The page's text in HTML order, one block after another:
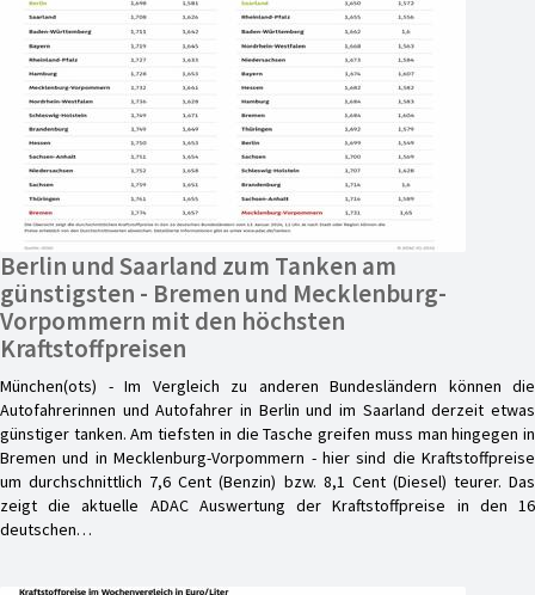
Berlin und Saarland zum Tanken am
günstigsten - Bremen und Mecklenburg-
Vorpommern mit den höchsten
Kraftstoffpreisen
München(ots) - Im Vergleich zu anderen Bundesländern können die
Autofahrerinnen und Autofahrer in Berlin und im Saarland derzeit etwas
günstiger tanken. Am tiefsten in die Tasche greifen muss man hingegen in
Bremen und in Mecklenburg-Vorpommern - hier sind die Kraftstoffpreise
um durchschnittlich 7,6 Cent (Benzin) bzw. 8,1 Cent (Diesel) teurer. Das
zeigt die aktuelle ADAC Auswertung der Kraftstoffpreise in den 16
deutschen…